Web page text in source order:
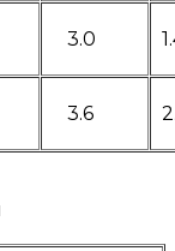
3.0
3.6